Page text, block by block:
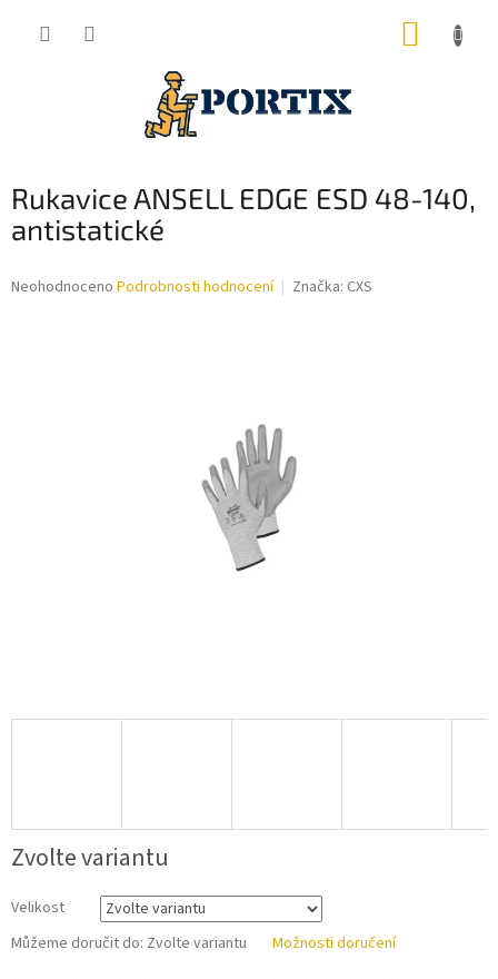
Rukavice ANSELL EDGE ESD 48-140,
antistatické
Průměrné
Neohodnoceno Podrobnosti hodnocení Značka: CXS
Zvolte variantu
Velikost
Můžeme doručit do: Zvolte variantu Možnosti doručení